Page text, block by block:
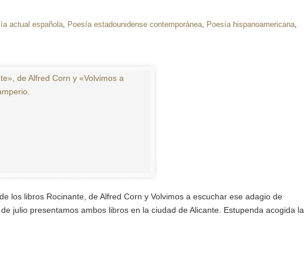
actual española, Poesía estadounidense contemporánea, Poesía hispanoamericana,
los libros Rocinante, de Alfred Corn y Volvimos a escuchar ese adagio de
julio presentamos ambos libros en la ciudad de Alicante. Estupenda acogida la